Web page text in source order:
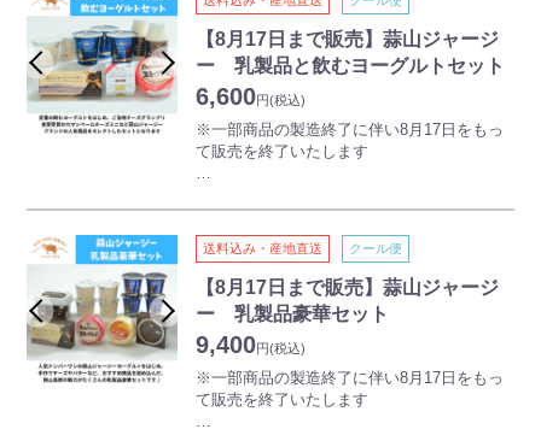
オーネ」などで作る、岡山市発の本格こだわ
りアイスが登場！
どこよりもきめ細かい品質、選りすぐりの素
材にこだわった酪農家理想の素直な味がする
アイスクリームに仕上がりました。
普段のアイスとは違う、確かな味わいをぜひ
一度ご賞味ください。
岡山県を代表する果物「清水白桃」を使用し
ももの上品な香りが口に広がります。
・岡山ピオーネ
岡山県産の大粒ピオーネを裏ごししてふんだ
んに使用。幾度の試行錯誤を経て商品化でき
た一品です。上品な甘みをご堪能下さい。
・足守メロン
牧場が位置する岡山市足守特産の「足守メロ
【8月17日まで販売】蒜山ジャージ
ー 乳製品と飲むヨーグルトセット
6,600円(税込)
※一部商品の製造終了に伴い8月17日をもっ
て販売を終了いたします
届け!】
栄養豊富で乳製品に最適とされる岡山県蒜山
(ひるぜん)高原産のジャージー牛乳を使用し
た乳製品の詰合せです。
保存料・安定剤は一切使用しておりませんの
で、小さなお子様にも安心して食べていただ
くことができ、濃厚なジャージー乳のヨーグ
ルトを堪能していただけるギフトセットで
す。
送料込み・産地直送 クール便
【8月17日まで販売】蒜山ジャージ
ー 乳製品豪華セット
9,400円(税込)
※一部商品の製造終了に伴い8月17日をもっ
て販売を終了いたします